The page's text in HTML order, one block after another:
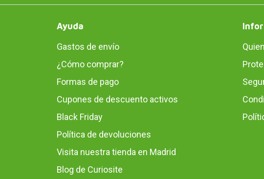
Ayuda
Gastos de envío
¿Cómo comprar?
Formas de pago
Cupones de descuento activos
Black Friday
Política de devoluciones
Visita nuestra tienda en Madrid
Blog de Curiosite